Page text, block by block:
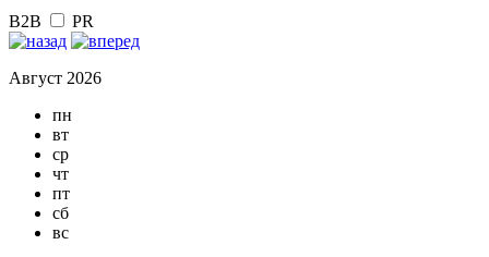
B2B PR
Август 2026
пн
вт
ср
чт
пт
сб
вс